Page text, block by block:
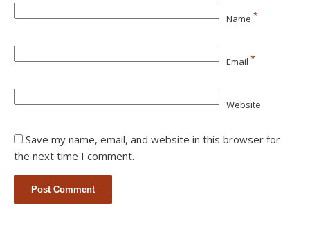
Name *
Email *
Website
Save my name, email, and website in this browser for
the next time I comment.